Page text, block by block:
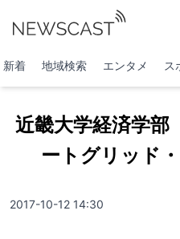
新着 地域検索 エンタメ ス
近畿大学経済学
ートグリッド
2017-10-12 14:30